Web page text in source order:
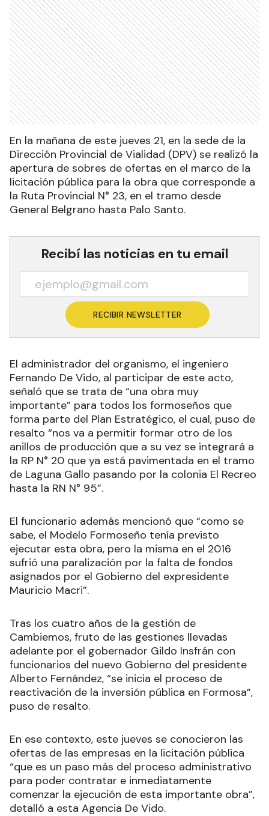
En la mañana de este jueves 21, en la sede de la
Dirección Provincial de Vialidad (DPV) se realizó la
apertura de sobres de ofertas en el marco de la
licitación pública para la obra que corresponde a
la Ruta Provincial N° 23, en el tramo desde
General Belgrano hasta Palo Santo.
Recibí las noticias en tu email
RECIBIR NEWSLETTER
El administrador del organismo, el ingeniero
Fernando De Vido, al participar de este acto,
señaló que se trata de “una obra muy
importante” para todos los formoseños que
forma parte del Plan Estratégico, el cual, puso de
resalto “nos va a permitir formar otro de los
anillos de producción que a su vez se integrará a
la RP N° 20 que ya está pavimentada en el tramo
de Laguna Gallo pasando por la colonia El Recreo
hasta la RN N° 95”.
El funcionario además mencionó que “como se
sabe, el Modelo Formoseño tenía previsto
ejecutar esta obra, pero la misma en el 2016
sufrió una paralización por la falta de fondos
asignados por el Gobierno del expresidente
Mauricio Macri”.
Tras los cuatro años de la gestión de
Cambiemos, fruto de las gestiones llevadas
adelante por el gobernador Gildo Insfrán con
funcionarios del nuevo Gobierno del presidente
Alberto Fernández, “se inicia el proceso de
reactivación de la inversión pública en Formosa”,
puso de resalto.
En ese contexto, este jueves se conocieron las
ofertas de las empresas en la licitación pública
“que es un paso más del proceso administrativo
para poder contratar e inmediatamente
comenzar la ejecución de esta importante obra”,
detalló a esta Agencia De Vido.